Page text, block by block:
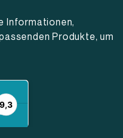
Informationen,
Produkte, um